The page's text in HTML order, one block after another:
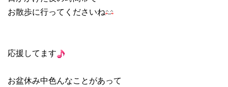
お散歩に行ってくださいね
応援してます
お盆休み中色んなことがあって